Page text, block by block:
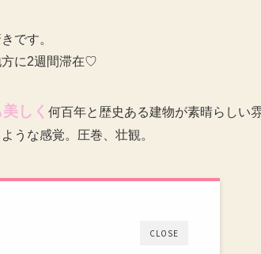
です。
方に2週間滞在♡
しく 何百年と歴史ある建物が素晴らしい
うな感覚。圧巻、壮観。
CLOSE